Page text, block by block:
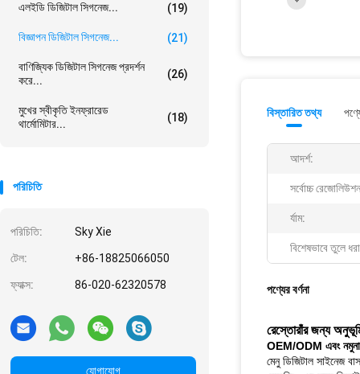
এলইডি ডিজিটাল সিগনেজ... (19)
বিজ্ঞাপন ডিজিটাল সিগনেজ... (21)
বাণিজ্যিক ডিজিটাল সিগনেজ প্রদর্শন
করে...
(26)
মুখের স্বীকৃতি ইনফ্রারেড
থার্মোমিটার...
(18)
পরিচিতি
পরিচিতি: Sky Xie
টেল: +86-18825066050
ফ্যাক্স: 86-020-62320578
যোগাযোগ
বিস্তারিত তথ্য
আদর্শ:
সর্বোচ্চ
র্যাম:
বিশেষভাবে তুলে
পণ্যের বর্ণনা
রেস্তোরাঁর জন্য
OEM/ODM এবং
মেনু ডিজিটাল সাইনেজ